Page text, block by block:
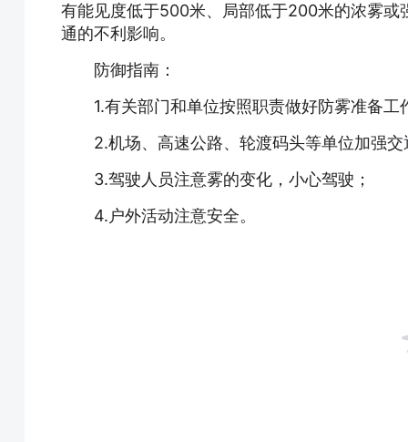
有能见度低于500米、局部低于200米的浓雾
通的不利影响。
防御指南：
1.有关部门和单位按照职责做好防雾准备工
2.机场、高速公路、轮渡码头等单位加强
3.驾驶人员注意雾的变化，小心驾驶；
4.户外活动注意安全。